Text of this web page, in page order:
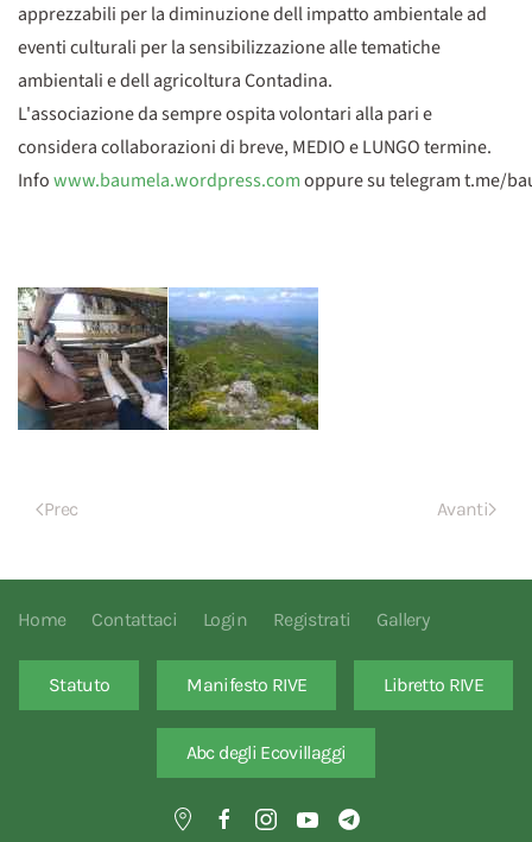
apprezzabili per la diminuzione dell impatto ambientale ad
eventi culturali per la sensibilizzazione alle tematiche
ambientali e dell agricoltura Contadina.
L'associazione da sempre ospita volontari alla pari e
considera collaborazioni di breve, MEDIO e LUNGO termine.
Infowww.baumela.wordpress.comoppure su telegram t.me/
Prec Avanti
Home Contattaci Login Registrati Gallery
Statuto Manifesto RIVE Libretto RIVE
Abc degli Ecovillaggi